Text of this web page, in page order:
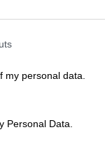
my personal data.
Personal Data.